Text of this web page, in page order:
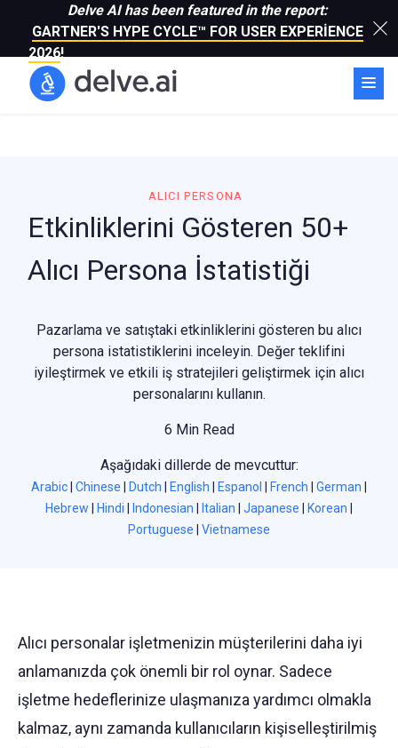
Delve AI has been featured in the report:
GARTNER'S HYPE CYCLE™ FOR USER EXPERIENCE
2026!
ALICI PERSONA
Etkinliklerini Gösteren 50+
Alıcı Persona İstatistiği
Pazarlama ve satıştaki etkinliklerini gösteren bu alıcı
persona istatistiklerini inceleyin. Değer teklifini
iyileştirmek ve etkili iş stratejileri geliştirmek için alıcı
personalarını kullanın.
6 Min Read
Aşağıdaki dillerde de mevcuttur:
Arabic Chinese Dutch English Espanol French German
Hebrew
Hindi Indonesian Italian Japanese Korean
Portuguese
Vietnamese
Alıcı personalar işletmenizin müşterilerini daha iyi
anlamanızda çok önemli bir rol oynar. Sadece
işletme hedeflerinize ulaşmanıza yardımcı olmakla
kalmaz, aynı zamanda kullanıcıların kişiselleştirilmiş